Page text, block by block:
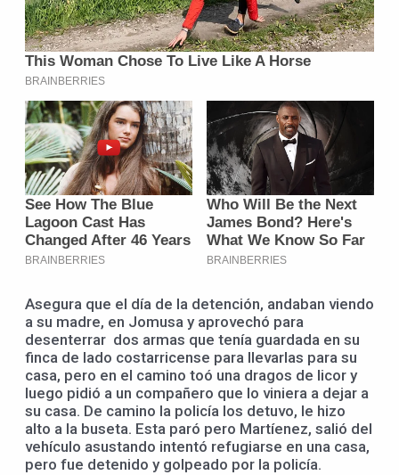
Asegura que el día de la detención, andaban viendo
a su madre, en Jomusa y aprovechó para
desenterrar dos armas que tenía guardada en su
finca de lado costarricense para llevarlas para su
casa, pero en el camino toó una dragos de licor y
luego pidió a un compañero que lo viniera a dejar a
su casa. De camino la policía los detuvo, le hizo
alto a la buseta. Esta paró pero Martíenez, salió del
vehículo asustando intentó refugiarse en una casa,
pero fue detenido y golpeado por la policía.